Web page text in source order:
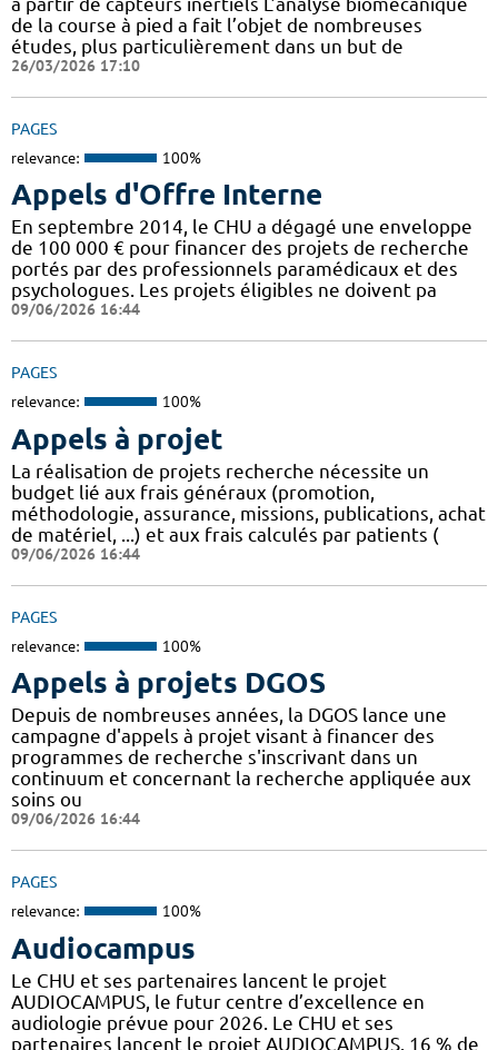
de la course à pied a fait l’objet de nombreuses
études, plus particulièrement dans un but de
26/03/2026 17:10
PAGES
relevance: 100%
Appels d'Offre Interne
En septembre 2014, le CHU a dégagé une enveloppe
de 100 000 € pour financer des projets de recherche
portés par des professionnels paramédicaux et des
psychologues. Les projets éligibles ne doivent pa
09/06/2026 16:44
PAGES
relevance: 100%
Appels à projet
La réalisation de projets recherche nécessite un
budget lié aux frais généraux (promotion,
méthodologie, assurance, missions, publications, achat
de matériel, ...) et aux frais calculés par patients (
09/06/2026 16:44
PAGES
relevance: 100%
Appels à projets DGOS
Depuis de nombreuses années, la DGOS lance une
campagne d'appels à projet visant à financer des
programmes de recherche s'inscrivant dans un
continuum et concernant la recherche appliquée aux
soins ou
09/06/2026 16:44
PAGES
relevance: 100%
Audiocampus
Le CHU et ses partenaires lancent le projet
AUDIOCAMPUS, le futur centre d’excellence en
audiologie prévue pour 2026. Le CHU et ses
partenaires lancent le projet AUDIOCAMPUS. 16 % de